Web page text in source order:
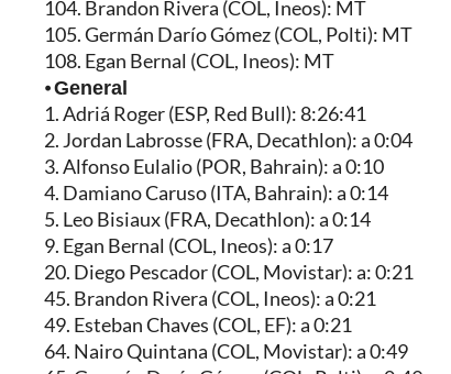
104. Brandon Rivera (COL, Ineos): MT
105. Germán Darío Gómez (COL, Polti): MT
108. Egan Bernal (COL, Ineos): MT
⦁General
1. Adriá Roger (ESP, Red Bull): 8:26:41
2. Jordan Labrosse (FRA, Decathlon): a 0:04
3. Alfonso Eulalio (POR, Bahrain): a 0:10
4. Damiano Caruso (ITA, Bahrain): a 0:14
5. Leo Bisiaux (FRA, Decathlon): a 0:14
9. Egan Bernal (COL, Ineos): a 0:17
20. Diego Pescador (COL, Movistar): a: 0:21
45. Brandon Rivera (COL, Ineos): a 0:21
49. Esteban Chaves (COL, EF): a 0:21
64. Nairo Quintana (COL, Movistar): a 0:49